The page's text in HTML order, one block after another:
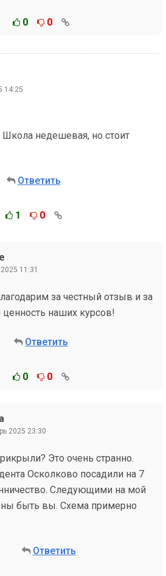
0 0
14:25
недешевая, но стоит
Ответить
1 0
11:31
за честный отзыв и за
ценность наших курсов!
Ответить
0 0
2025 23:30
Это очень странно.
Осколково посадили на 7
Следующими на мой
быть вы. Схема примерно
Ответить